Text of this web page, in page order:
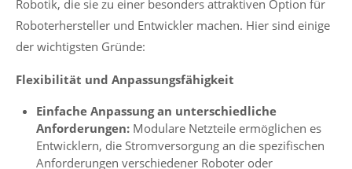
Robotik, die sie zu einer besonders attraktiven Option für
Roboterhersteller und Entwickler machen. Hier sind einige
der wichtigsten Gründe:
Flexibilität und Anpassungsfähigkeit
Einfache Anpassung an unterschiedliche
Anforderungen: Modulare Netzteile ermöglichen es
Entwicklern, die Stromversorgung an die spezifischen
Anforderungen verschiedener Roboter oder